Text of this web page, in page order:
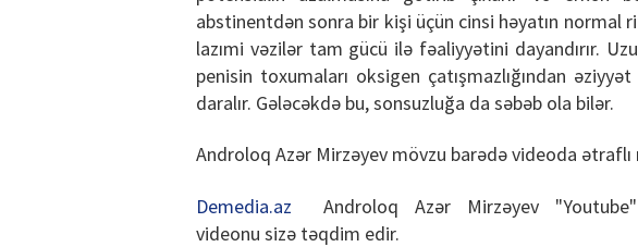
abstinentdən sonra bir kişi üçün cinsi həyatın normal
lazımi vəzilər tam gücü ilə fəaliyyətini dayandırır.
penisin toxumaları oksigen çatışmazlığından
daralır. Gələcəkdə bu, sonsuzluğa da səbəb ola bilər.
Androloq Azər Mirzəyev mövzu barədə videoda
Demedia.az Androloq Azər Mirzəyev "Youtube"
videonu sizə təqdim edir.